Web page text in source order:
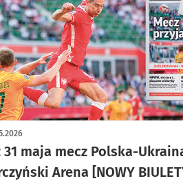
31 maja mecz Polska-
Arena [NOWY